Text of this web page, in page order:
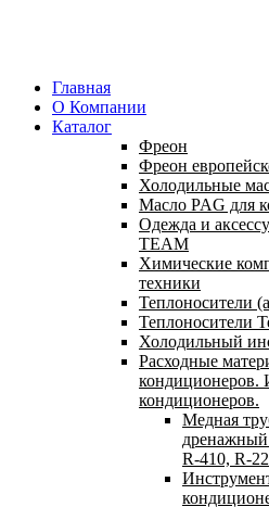
Главная
О Компании
Каталог
Фреон
Фреон
Холодильные
Масло PAG для
Одежда и
TEAM
Химические
техники
Теплоносители
Теплоносители
Холодильный
Расходные
кондиционеров.
кондиционеров.
Медная
R-410, R-22